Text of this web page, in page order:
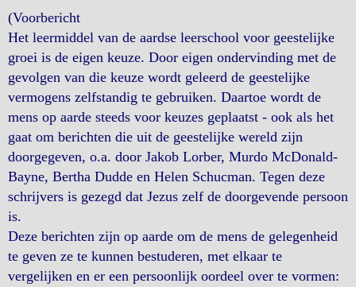
(Voorbericht
Het leermiddel van de aardse leerschool voor geestelijke
groei is de eigen keuze. Door eigen ondervinding met de
gevolgen van die keuze wordt geleerd de geestelijke
vermogens zelfstandig te gebruiken. Daartoe wordt de
mens op aarde steeds voor keuzes geplaatst - ook als het
gaat om berichten die uit de geestelijke wereld zijn
doorgegeven, o.a. door Jakob Lorber, Murdo McDonald-
Bayne, Bertha Dudde en Helen Schucman. Tegen deze
schrijvers is gezegd dat Jezus zelf de doorgevende persoon
is.
Deze berichten zijn op aarde om de mens de gelegenheid
te geven ze te kunnen bestuderen, met elkaar te
vergelijken en er een persoonlijk oordeel over te vormen: